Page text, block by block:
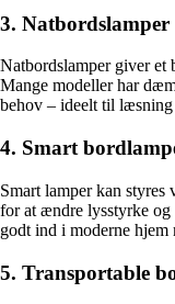
3. Natbordslamper
Natbordslamper giver et
Mange modeller har
behov – ideelt til læsning
4. Smart
Smart lamper kan
for at ændre lysstyrke og
godt ind i moderne
5. Transportable